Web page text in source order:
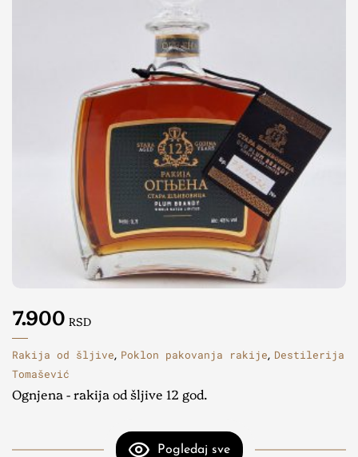
7.900 RSD
Rakija od šljive, Poklon pakovanja rakije, Destilerija
Tomašević
Ognjena - rakija od šljive 12 god.
Pogledaj sve